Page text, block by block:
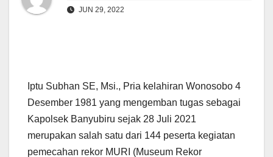
JUN 29, 2022
Iptu Subhan SE, Msi., Pria kelahiran Wonosobo 4
Desember 1981 yang mengemban tugas sebagai
Kapolsek Banyubiru sejak 28 Juli 2021
merupakan salah satu dari 144 peserta kegiatan
pemecahan rekor MURI (Museum Rekor